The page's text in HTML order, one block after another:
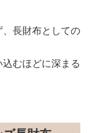
長財布としての
むほどに深まる